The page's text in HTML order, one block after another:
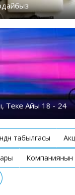
Теке Айы 18 - 24
табылгасы